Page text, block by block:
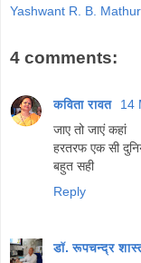
Yashwant R. B. Mathur
4 comments:
कविता रावत
14
जाए तो जाएं कहां
हरतरफ एक सी
बहुत सही
Reply
डॉ. रूपचन्द्र